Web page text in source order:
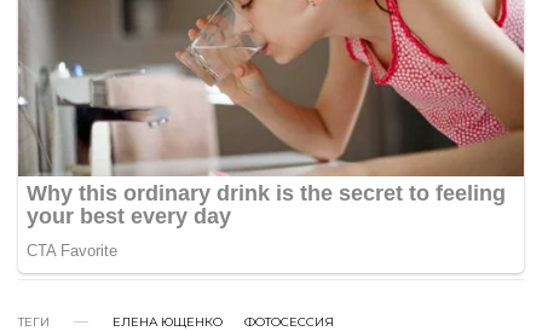
ТЕГИ ЕЛЕНА ЮЩЕНКО ФОТОСЕССИЯ